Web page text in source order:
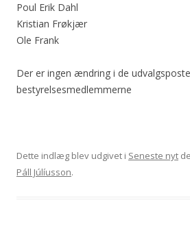
Poul Erik Dahl
Kristian Frøkjær
Ole Frank
Der er ingen ændring i de
bestyrelsesmedlemmerne
Dette indlæg blev udgivet i Seneste nyt
Páll Júlíusson.